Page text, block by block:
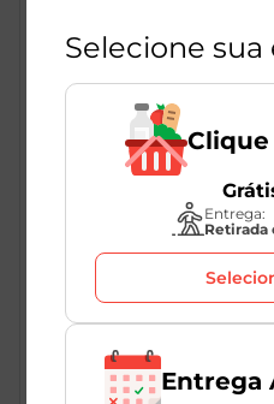
Tic Tac
49
CertificadosVer todos
SEM ADIÇÃO DE
Selecione
Entrega:
Retirada
Entrega